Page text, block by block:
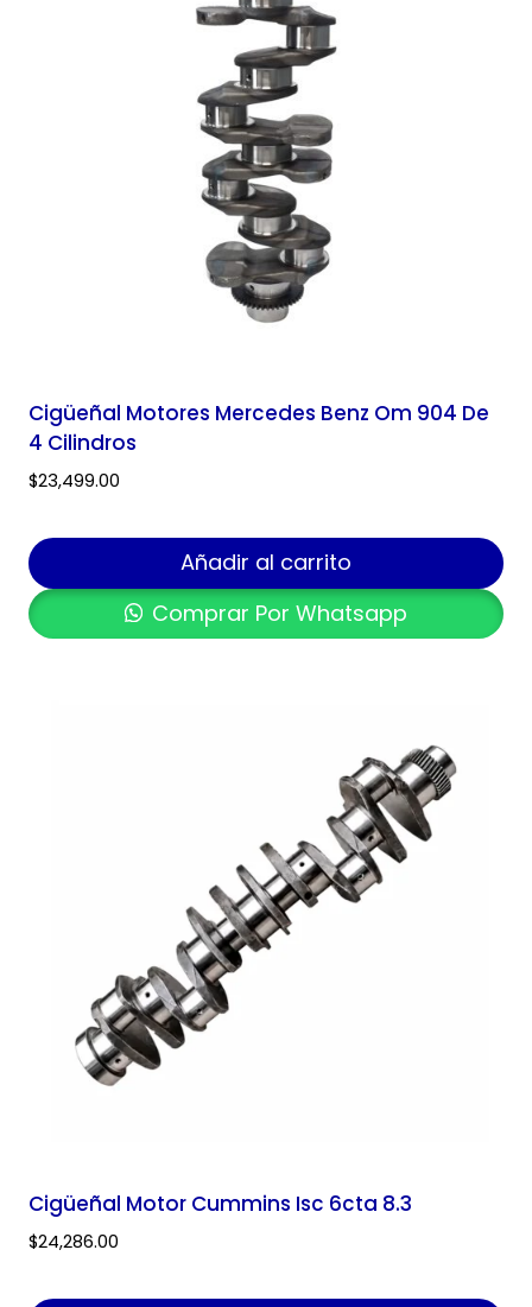
Cigüeñal Motores Mercedes Benz Om 904 De
4 Cilindros
$23,499.00
Añadir al carrito
Comprar Por Whatsapp
Cigüeñal Motor Cummins Isc 6cta 8.3
$24,286.00